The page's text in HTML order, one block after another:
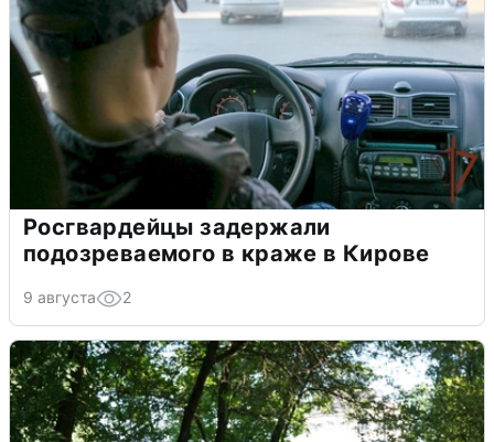
Росгвардейцы задержали
подозреваемого в краже в Кирове
9 августа 2